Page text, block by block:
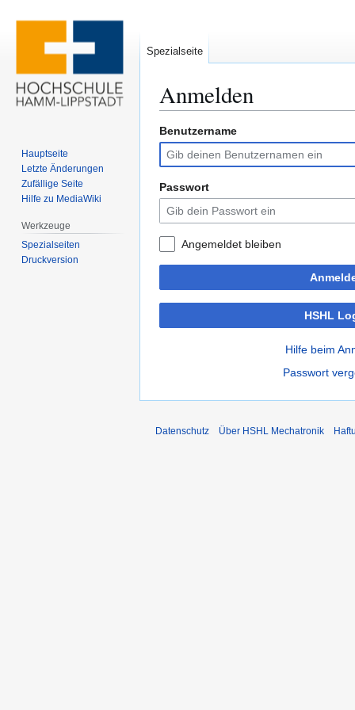
Anmelden
Zur
Navigation
springen
Zur
Suche
springen
Benutzername
Passwort
Angemeldet bleiben
HSHL
Hilfe beim
Passwort
Spezialseite
Hauptseite
Letzte Änderungen
Zufällige Seite
Hilfe zu MediaWiki
Werkzeuge
Spezialseiten
Druckversion
Datenschutz Über HSHL Mechatronik